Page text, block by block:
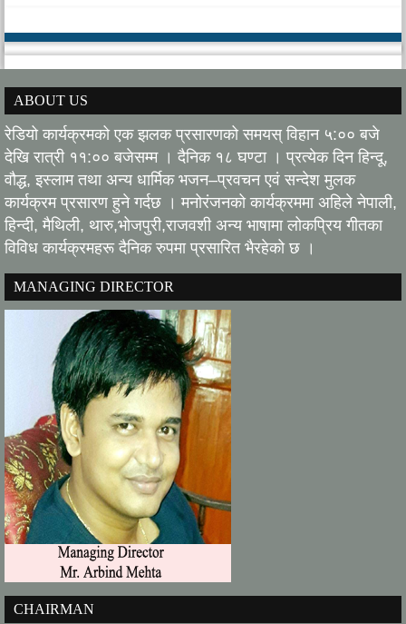
ABOUT US
रेडियो कार्यक्रमको एक झलक प्रसारणको समयस् विहान ५:०० बजे
देखि रात्री ११:०० बजेसम्म । दैनिक १८ घण्टा । प्रत्येक दिन हिन्दू,
वौद्ध, इस्लाम तथा अन्य धार्मिक भजन–प्रवचन एवं सन्देश मुलक
कार्यक्रम प्रसारण हुने गर्दछ । मनोरंजनको कार्यक्रममा अहिले नेपाली,
हिन्दी, मैथिली, थारु,भोजपुरी,राजवशी अन्य भाषामा लोकप्रिय गीतका
विविध कार्यक्रमहरू दैनिक रुपमा प्रसारित भैरहेको छ ।
MANAGING DIRECTOR
CHAIRMAN